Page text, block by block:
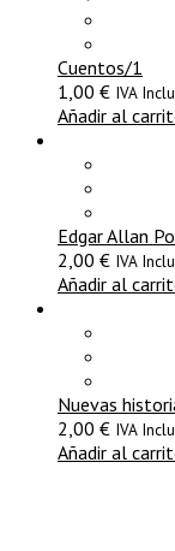
Cuentos/1
1,00 € IVA
Añadir al
Edgar Allan
2,00 € IVA
Añadir al
Nuevas
2,00 € IVA
Añadir al